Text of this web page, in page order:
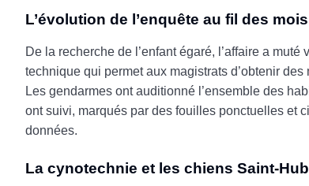
L’évolution de l’enquête au fil des mois
De la recherche de l’enfant égaré, l’affaire a
technique qui permet aux magistrats d’obtenir
Les gendarmes ont auditionné l’ensemble des
ont suivi, marqués par des fouilles ponctuelles et
données.
La cynotechnie et les chiens Saint-